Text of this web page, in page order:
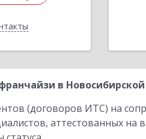
в
(договоров ИТС) на
аттестованных